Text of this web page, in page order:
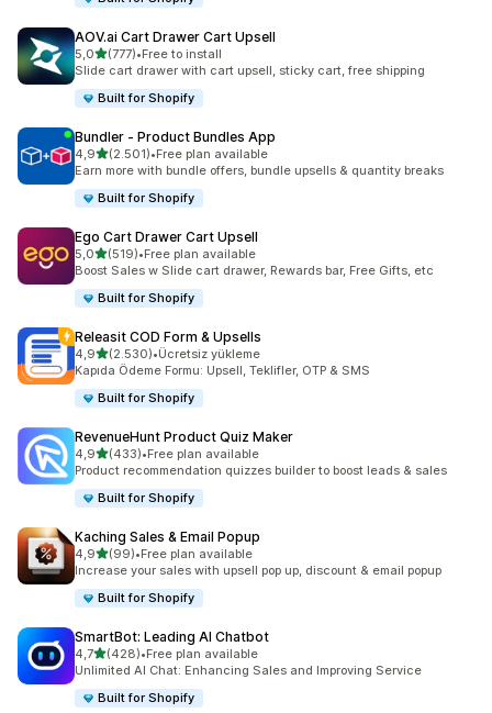
AOV.ai Cart Drawer Cart Upsell
5,05 yıldız üzerinden
(777)
toplam 777 değerlendirme
•Free to install
Slide cart drawer with cart upsell, sticky cart, free shipping
Built for Shopify
Bundler ‑ Product Bundles App
4,95 yıldız üzerinden
(2.501)
toplam 2501 değerlendirme
•Free plan available
Earn more with bundle offers, bundle upsells & quantity breaks
Built for Shopify
Ego Cart Drawer Cart Upsell
5,05 yıldız üzerinden
(519)
toplam 519 değerlendirme
•Free plan available
Boost Sales w Slide cart drawer, Rewards bar, Free Gifts, etc
Built for Shopify
Releasit COD Form & Upsells
4,95 yıldız üzerinden
(2.530)
toplam 2530 değerlendirme
•Ücretsiz yükleme
Kapıda Ödeme Formu: Upsell, Teklifler, OTP & SMS
Built for Shopify
RevenueHunt Product Quiz Maker
4,95 yıldız üzerinden
(433)
toplam 433 değerlendirme
•Free plan available
Product recommendation quizzes builder to boost leads & sales
Built for Shopify
Kaching Sales & Email Popup
4,95 yıldız üzerinden
(99)
toplam 99 değerlendirme
•Free plan available
Increase your sales with upsell pop up, discount & email popup
Built for Shopify
SmartBot: Leading AI Chatbot
4,75 yıldız üzerinden
(428)
toplam 428 değerlendirme
•Free plan available
Unlimited AI Chat: Enhancing Sales and Improving Service
Built for Shopify